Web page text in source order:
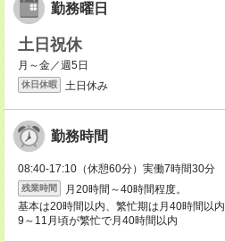
勤務曜日
土日祝休
月～金／週5日
休日休暇 土日休み
勤務時間
08:40-17:10（休憩60分）実働7時間30分
残業時間
月20時間～40時間程度。
基本は20時間以内、繁忙期は月40時間以内
9～11月頃が繁忙で月40時間以内